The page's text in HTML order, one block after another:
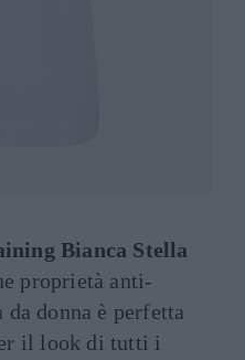
Bianca Stella
proprietà anti-
da donna è perfetta
il look di tutti i